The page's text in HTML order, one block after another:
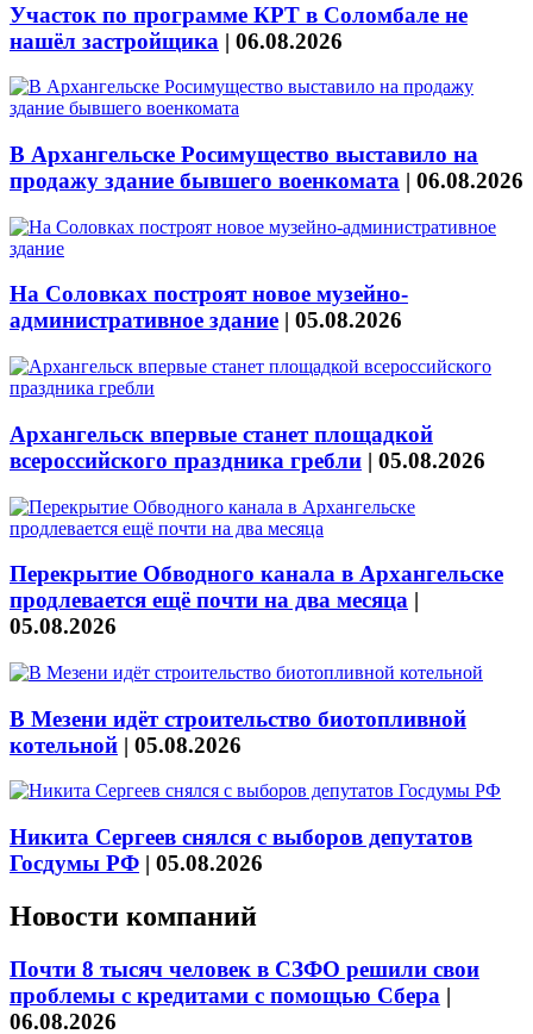
Участок по программе КРТ в Соломбале не
нашёл застройщика | 06.08.2026
В Архангельске Росимущество выставило на
продажу здание бывшего военкомата | 06.08.2026
На Соловках построят новое музейно-
административное здание | 05.08.2026
Архангельск впервые станет площадкой
всероссийского праздника гребли | 05.08.2026
Перекрытие Обводного канала в Архангельске
продлевается ещё почти на два месяца |
05.08.2026
В Мезени идёт строительство биотопливной
котельной | 05.08.2026
Никита Сергеев снялся с выборов депутатов
Госдумы РФ | 05.08.2026
Новости компаний
Почти 8 тысяч человек в СЗФО решили свои
проблемы с кредитами с помощью Сбера |
06.08.2026